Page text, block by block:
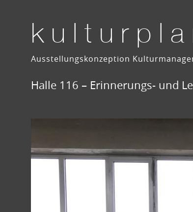
Ausstellungskonzeption
Halle 116 – Erinnerungs- und